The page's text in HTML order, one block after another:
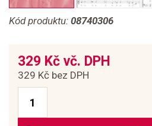
Kód produktu: 08740306
329 Kč vč. DPH
329 Kč bez DPH